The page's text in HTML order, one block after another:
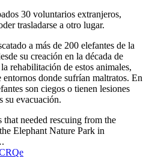
30 voluntarios extranjeros,
trasladarse a otro lugar.
a más de 200 elefantes de la
su creación en la década de
rehabilitación de estos animales,
donde sufrían maltratos. En
son ciegos o tienen lesiones
su evacuación.
that needed rescuing from the
Elephant Nature Park in